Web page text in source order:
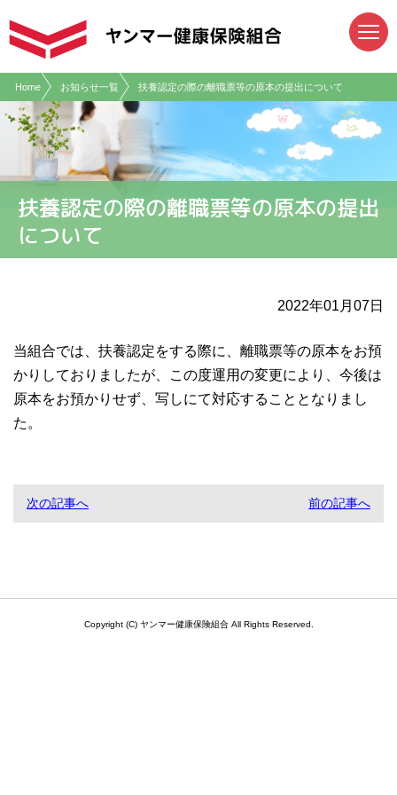
Home お知らせ一覧 扶養認定の際の離職票等の原本の提出について
扶養認定の際の離職票等の原本の提出
について
2022年01月07日
当組合では、扶養認定をする際に、離職票等の原本をお預
かりしておりましたが、この度運用の変更により、今後は
原本をお預かりせず、写しにて対応することとなりまし
た。
次の記事へ 前の記事へ
Copyright (C) ヤンマー健康保険組合 All Rights Reserved.